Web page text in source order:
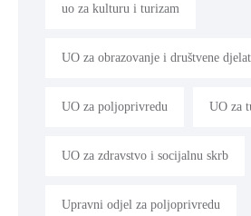
uo za kulturu i turizam
UO za obrazovanje i društvene
UO za poljoprivredu UO za
UO za zdravstvo i socijalnu skrb
Upravni odjel za poljoprivredu